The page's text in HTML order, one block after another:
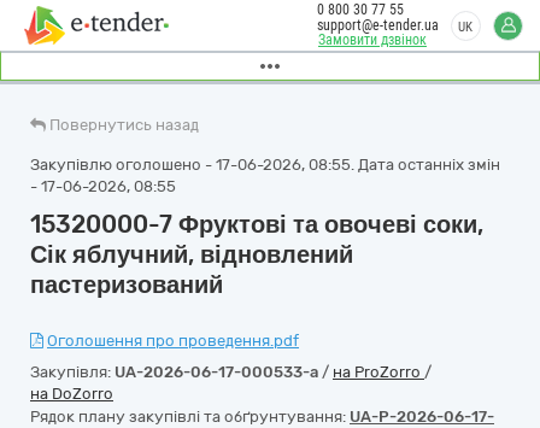
Замовити дзвінок
0 800 30 77 55
support@e-tender.ua
UK
Повернутись назад
Закупівлю оголошено - 17-06-2026, 08:55. Дата останніх змін
- 17-06-2026, 08:55
15320000-7 Фруктові та овочеві соки,
Сік яблучний, відновлений
пастеризований
Оголошення про проведення.pdf
Закупівля: UA-2026-06-17-000533-a / на ProZorro /
на DoZorro
Рядок плану закупівлі та обґрунтування: UA-P-2026-06-17-